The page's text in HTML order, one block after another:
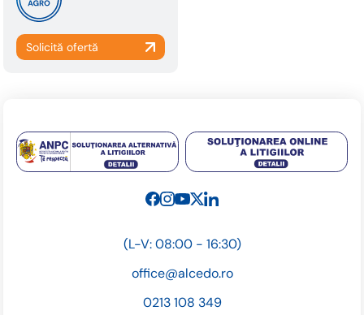
(L-V: 08:00 - 16:30)
office@alcedo.ro
0213 108 349